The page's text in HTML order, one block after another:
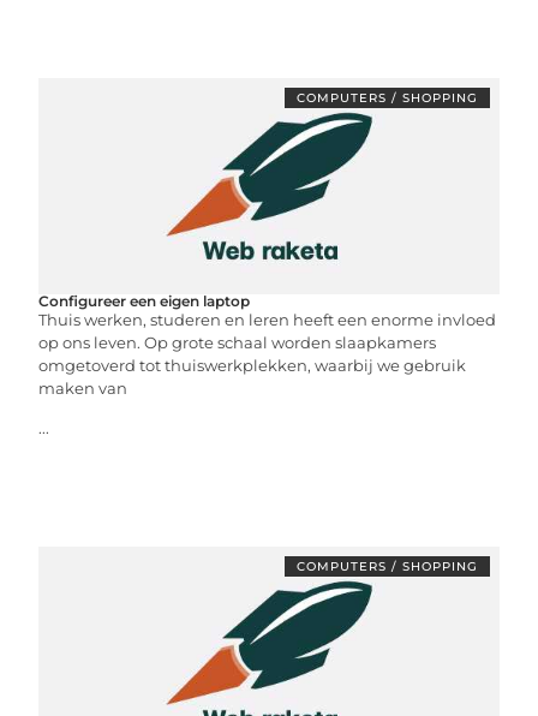
COMPUTERS / SHOPPING
Configureer een eigen laptop
Thuis werken, studeren en leren heeft een enorme invloed
op ons leven. Op grote schaal worden slaapkamers
omgetoverd tot thuiswerkplekken, waarbij we gebruik
maken van
...
COMPUTERS / SHOPPING